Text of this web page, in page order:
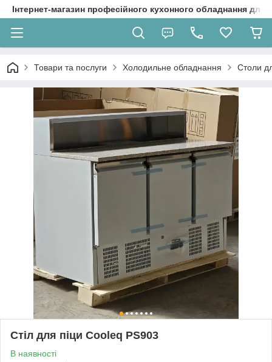
Інтернет-магазин професійного кухонного обладнання
Товари та послуги Холодильне обладнання Столи
Стіл для піци Cooleq PS903
В наявності